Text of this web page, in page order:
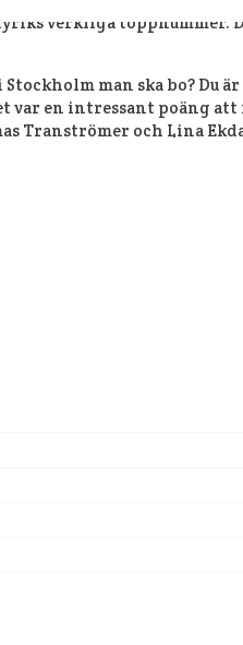
verkliga toppnummer.
man ska bo? Du
var en intressant poäng
Tranströmer och Lina